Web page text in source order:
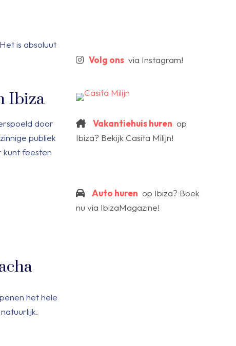
is absoluut
Ibiza
door
publiek
kunt feesten
het hele
Volg ons via Instagram!
Vakantiehuis huren op
Ibiza? Bekijk Casita Milijn!
Auto huren op Ibiza? Boek
nu via IbizaMagazine!